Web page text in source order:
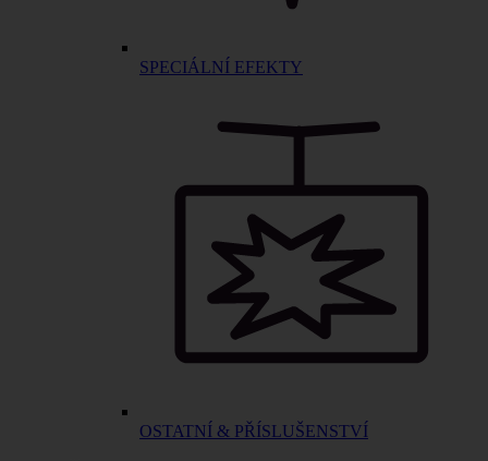
SPECIÁLNÍ EFEKTY
OSTATNÍ & PŘÍSLUŠENSTVÍ